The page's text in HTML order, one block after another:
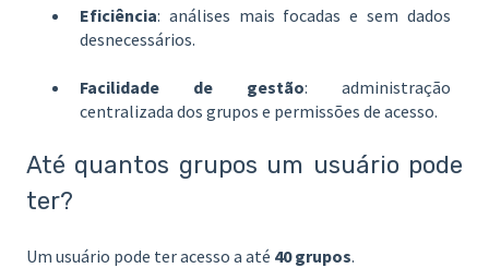
Eficiência: análises mais focadas e sem dados
desnecessários.
Facilidade de gestão: administração
centralizada dos grupos e permissões de acesso.
Até quantos grupos um usuário pode
ter?
Um usuário pode ter acesso a até 40 grupos.